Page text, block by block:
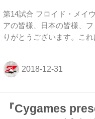
第14試合 フロイド・メイ
アの皆様、日本の皆様、
りがとうございます。こ
ということできた。彼は素
ピオンで若いライオンです
ポートしてくれた皆さんに
『Cygames